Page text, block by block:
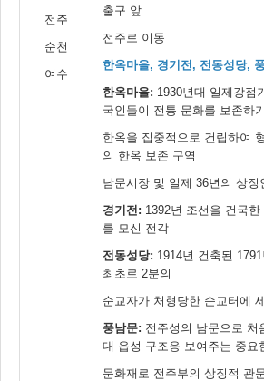
전주
순천
여수
출구 앞
전주로 이동
한옥마을, 경기전, 전동성당,
한옥마을: 1930년대 일제강점
국인들이 전통 문화를 보존하
한옥을 집중적으로 건립하여
의 한옥 보존 구역
남문시장 및 일제 36년의 상징
경기전: 1392년 조선을 건국
를 모신 전각
전동성당: 1914년 건축된
최초로 2분의
순교자가 처형당한 순교터에
풍남문: 전주성의 남문으로 처
대 읍성 구조응 보여주는 중요
문화재로 전주부의 상징적 관